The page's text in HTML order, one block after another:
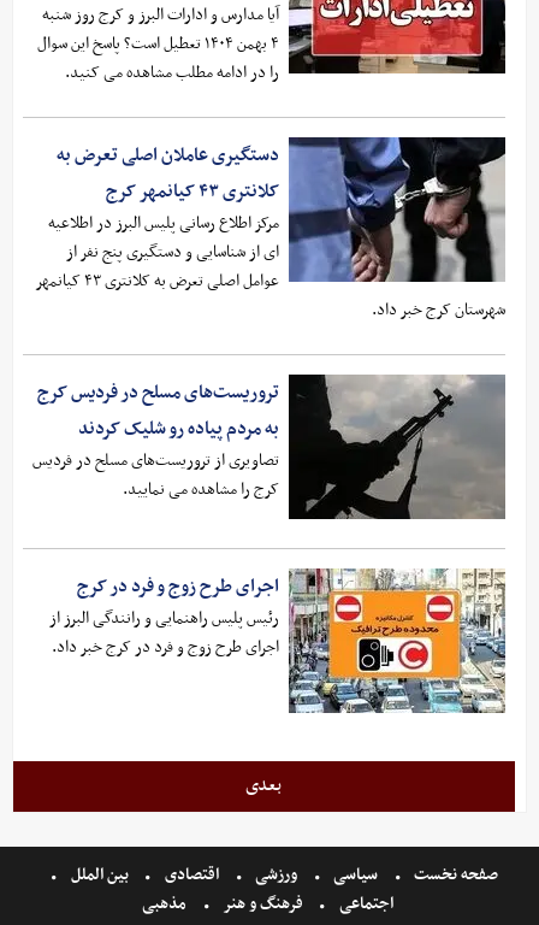
آیا مدارس و ادارات البرز و کرج روز شنبه
۴ بهمن ۱۴۰۴ تعطیل است؟ پاسخ این سوال
را در ادامه مطلب مشاهده می کنید.
دستگیری عاملان اصلی تعرض به
کلانتری ۴۳ کیانمهر کرج
مرکز اطلاع رسانی پلیس البرز در اطلاعیه
ای از شناسایی و دستگیری پنج نفر از
عوامل اصلی تعرض به کلانتری ۴۳ کیانمهر
شهرستان کرج خبر داد.
تروریست‌های مسلح در فردیس کرج
به مردم پیاده رو شلیک کردند
تصاویری از تروریست‌های مسلح در فردیس
کرج را مشاهده می نمایید.
اجرای طرح زوج و فرد در کرج
رئیس پلیس راهنمایی و رانندگی البرز از
اجرای طرح زوج و فرد در کرج خبر داد.
بعدی
صفحه نخست سیاسی ورزشی اقتصادی
بین الملل
اجتماعی
فرهنگ و هنر مذهبی